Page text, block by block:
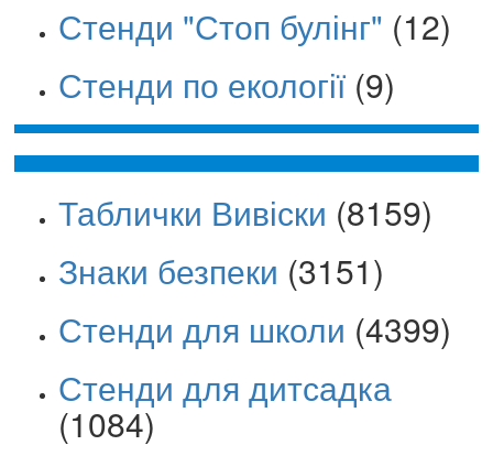
Стенди "Стоп булінг" (12)
Стенди по екології (9)
Таблички Вивіски (8159)
Знаки безпеки (3151)
Стенди для школи (4399)
Стенди для дитсадка
(1084)